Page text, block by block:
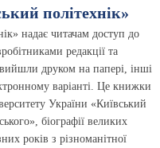
політехнік»
надає читачам доступ до
редакції та
друком на папері, інші
варіанті. Це книжки
України «Київський
біографії великих
років з різноманітної